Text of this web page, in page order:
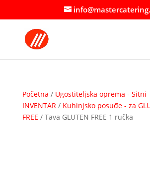
Početna / Ugostiteljska oprema - Sitni
INVENTAR / Kuhinjsko posuđe - za
FREE / Tava GLUTEN FREE 1 ručka